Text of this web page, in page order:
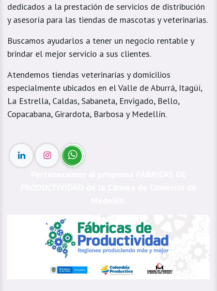
dedicados a la prestación de servicios de distribución
y asesoría para las tiendas de mascotas y veterinarias.
Buscamos ayudarlos a tener un negocio rentable y
brindar el mejor servicio a sus clientes.
Atendemos tiendas veterinarias y domicilios
especialmente ubicados en el Valle de Aburrá, Itagüí,
La Estrella, Caldas, Sabaneta, Envigado, Bello,
Copacabana, Girardota, Barbosa y Medellín.